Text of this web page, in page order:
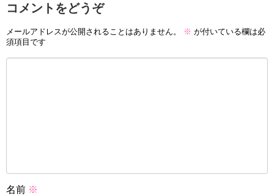
コメントをどうぞ
メールアドレスが公開されることはありません。 ※ が付いている欄は必
須項目です
名前 ※